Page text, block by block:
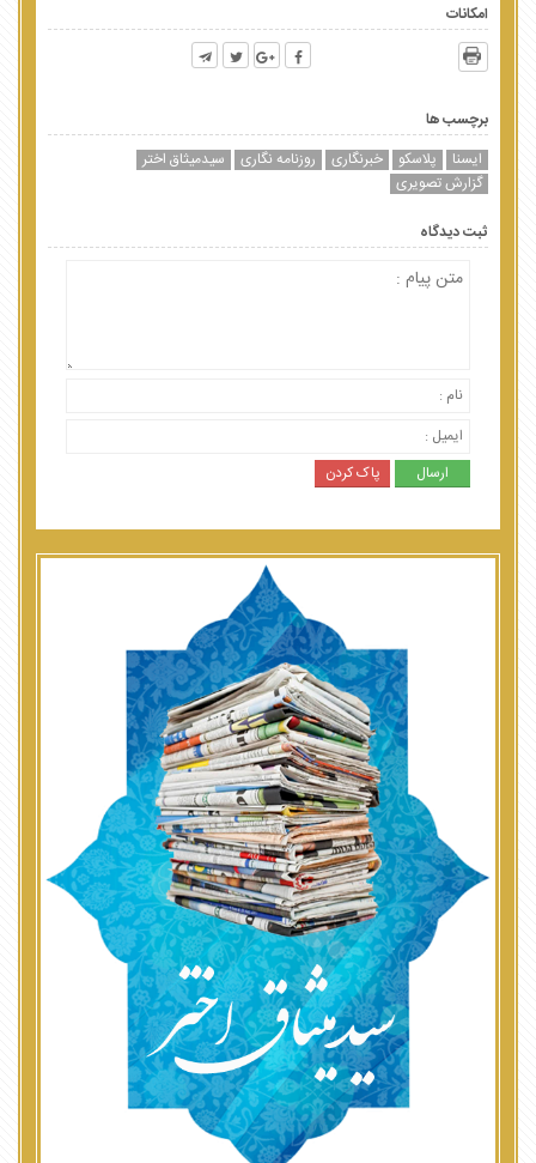
امکانات
برچسب ها
ایسنا
پلاسکو خبرنگاری روزنامه نگاری
سیدمیثاق اختر
گزارش تصویری
ثبت دیدگاه